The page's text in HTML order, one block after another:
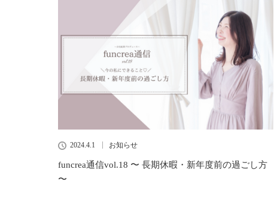
2024.4.1 お知らせ
funcrea通信vol.18 〜 長期休暇・新年度前の過ごし方
〜